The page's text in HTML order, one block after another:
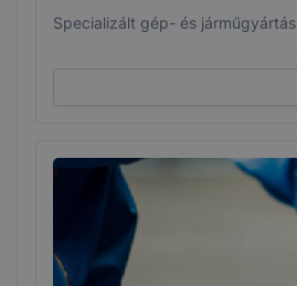
Specializált gép- és járműgyártás